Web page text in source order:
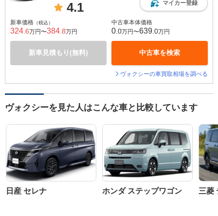
4.1 マイカー登録
新車価格 （税込）
324 .6万円〜384 .8万円
新車見積もり(無料)
中古車本体価格
0 .0万円〜639 .0万円
中古車を検索
ヴォクシーの車買取相場を調べる
ヴォクシーを見た人はこんな車と比較しています
日産 セレナ ホンダ ステップワゴン 三菱